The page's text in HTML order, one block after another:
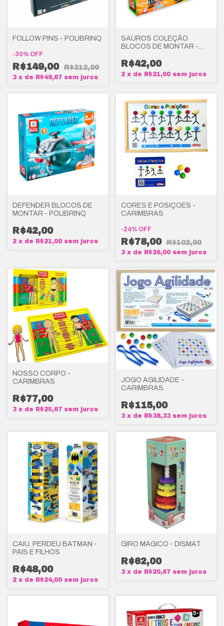
FOLLOW PINS - POLIBRINQ
-30% OFF
R$149,00 R$212,00
3 x de R$49,67 sem juros
SAUROS COLEÇÃO
BLOCOS DE MONTAR -
R$42,00
2 x de R$21,00 sem juros
DEFENDER BLOCOS DE
MONTAR - POLIBRINQ
R$42,00
2 x de R$21,00 sem juros
CORES E POSIÇÕES -
CARIMBRAS
-24% OFF
R$78,00 R$102,00
3 x de R$26,00 sem juros
NOSSO CORPO -
CARIMBRAS
R$77,00
3 x de R$25,67 sem juros
JOGO AGILIDADE -
CARIMBRAS
R$115,00
3 x de R$38,33 sem juros
CAIU, PERDEU BATMAN -
PAIS E FILHOS
R$48,00
2 x de R$24,00 sem juros
GIRO MÁGICO - DISMAT
R$62,00
3 x de R$20,67 sem juros